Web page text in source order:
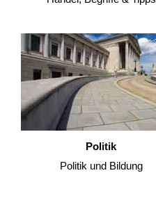
Politik
Politik und Bildung